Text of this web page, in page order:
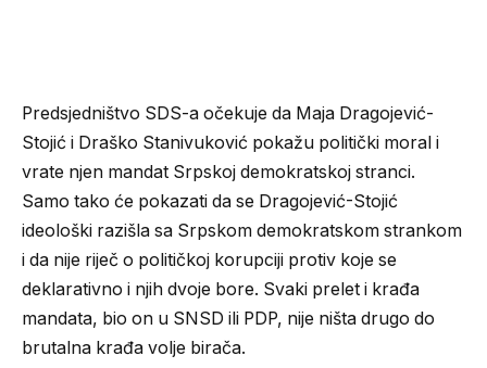
Predsjedništvo SDS-a očekuje da Maja Dragojević-
Stojić i Draško Stanivuković pokažu politički moral i
vrate njen mandat Srpskoj demokratskoj stranci.
Samo tako će pokazati da se Dragojević-Stojić
ideološki razišla sa Srpskom demokratskom strankom
i da nije riječ o političkoj korupciji protiv koje se
deklarativno i njih dvoje bore. Svaki prelet i krađa
mandata, bio on u SNSD ili PDP, nije ništa drugo do
brutalna krađa volje birača.